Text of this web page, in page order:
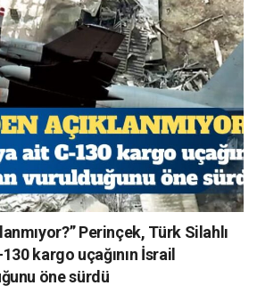
Perinçek, Türk Silahlı
kargo uçağının İsrail
öne sürdü